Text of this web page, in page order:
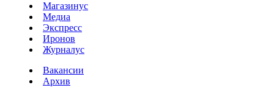
Магазинус
Медиа
Экспресс
Иронов
Журналус
Вакансии
Архив